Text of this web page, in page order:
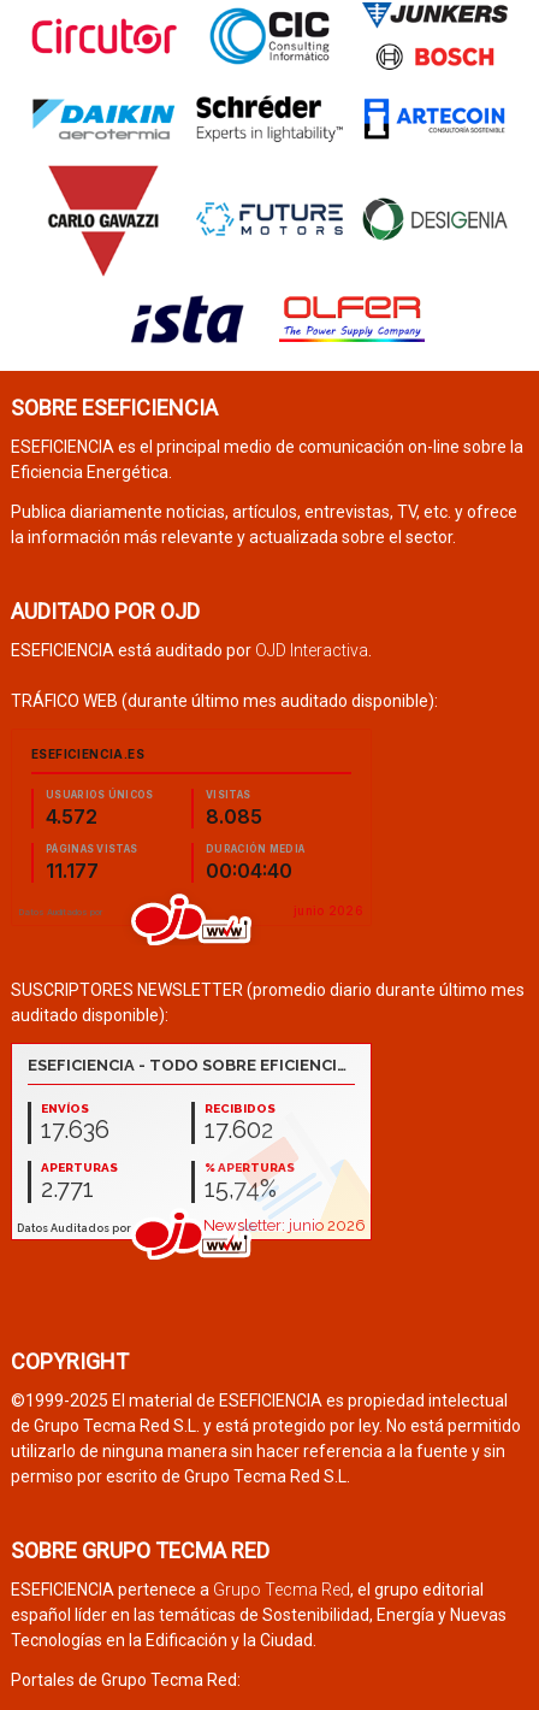
SOBRE ESEFICIENCIA
ESEFICIENCIA es el principal medio de comunicación on-line sobre la
Eficiencia Energética.
Publica diariamente noticias, artículos, entrevistas, TV, etc. y ofrece
la información más relevante y actualizada sobre el sector.
AUDITADO POR OJD
ESEFICIENCIA está auditado por OJD Interactiva
TRÁFICO WEB (durante último mes auditado disponible):
SUSCRIPTORES NEWSLETTER (promedio diario durante último mes
auditado disponible):
COPYRIGHT
©1999-2025 El material de ESEFICIENCIA es propiedad intelectual
de Grupo Tecma Red S.L. y está protegido por ley. No está permitido
utilizarlo de ninguna manera sin hacer referencia a la fuente y sin
permiso por escrito de Grupo Tecma Red S.L.
SOBRE GRUPO TECMA RED
ESEFICIENCIA pertenece a Grupo Tecma Red, el grupo editorial
español líder en las temáticas de Sostenibilidad, Energía y Nuevas
Tecnologías en la Edificación y la Ciudad.
Portales de Grupo Tecma Red: